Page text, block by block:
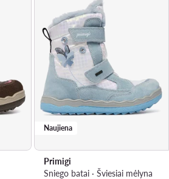
Naujiena
Primigi
Sniego batai · Šviesiai mėlyna